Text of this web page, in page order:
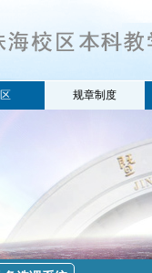
规章制度
实践教学
教学质量